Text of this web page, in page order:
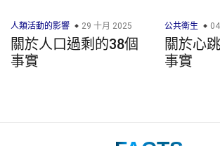
人類活動的影響 29 十月 2025
關於人口過剩的38個
事實
公共衛生
關於心
事實